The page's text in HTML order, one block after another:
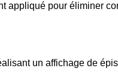
appliqué pour éliminer
un affichage de